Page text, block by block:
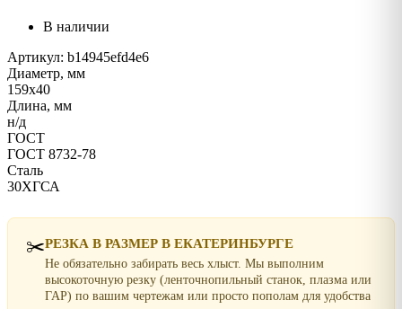
В наличии
Артикул: b14945efd4e6
Диаметр, мм
159х40
Длина, мм
н/д
ГОСТ
ГОСТ 8732-78
Сталь
30ХГСА
✂️РЕЗКА В РАЗМЕР В ЕКАТЕРИНБУРГЕ
Не обязательно забирать весь хлыст. Мы выполним
высокоточную резку (ленточнопильный станок, плазма или
ГАР) по вашим чертежам или просто пополам для удобства